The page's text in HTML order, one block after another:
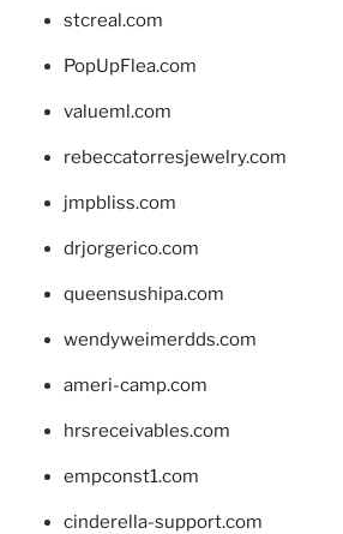
stcreal.com
PopUpFlea.com
valueml.com
rebeccatorresjewelry.com
jmpbliss.com
drjorgerico.com
queensushipa.com
wendyweimerdds.com
ameri-camp.com
hrsreceivables.com
empconst1.com
cinderella-support.com